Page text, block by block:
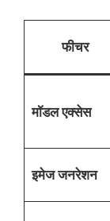
फीचर
मॉडल एक्सेस
इमेज जनरेशन